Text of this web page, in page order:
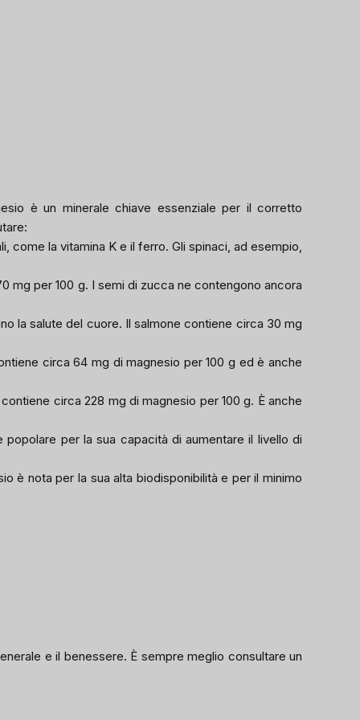
è un minerale chiave essenziale per il corretto
come la vitamina K e il ferro. Gli spinaci, ad esempio,
mg per 100 g. I semi di zucca ne contengono ancora
la salute del cuore. Il salmone contiene circa 30 mg
circa 64 mg di magnesio per 100 g ed è anche
circa 228 mg di magnesio per 100 g. È anche
per la sua capacità di aumentare il livello di
è nota per la sua alta biodisponibilità e per il minimo
e il benessere. È sempre meglio consultare un